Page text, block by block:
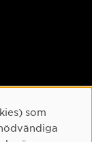
som